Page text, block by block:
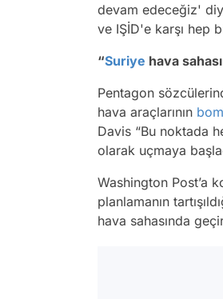
devam edeceğiz'
ve IŞİD'e karşı hep
“Suriye hava
Pentagon
hava araçlarının
Davis “Bu noktada
olarak uçmaya
Washington Post’a
planlamanın
hava sahasında